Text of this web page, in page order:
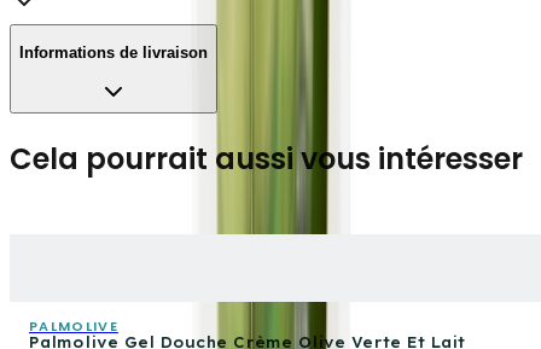
Informations de livraison
Cela pourrait aussi vous intéresser
PALMOLIVE
Palmolive Gel Douche Crème Olive Verte Et Lait